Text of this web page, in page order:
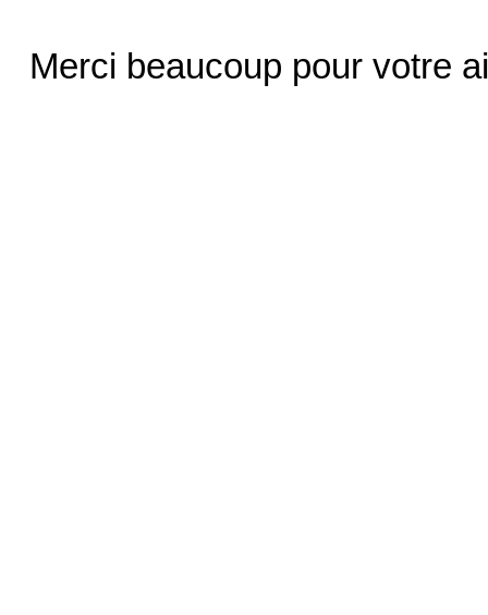
Merci beaucoup pour votre